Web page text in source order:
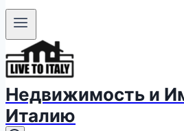
Недвижимость и
Италию